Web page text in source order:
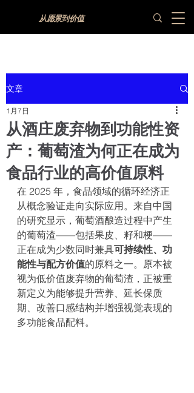
从愿景到价值
文章
从酒庄废弃物到功能性资
产：葡萄渣为何正在成为
食品行业的高价值原料
1月7日
在 2025 年，食品领域的循环经济正
从概念验证走向实际应用。来自中国
的研究显示，葡萄酒酿造过程中产生
的葡萄渣——包括果皮、籽和梗——
正在成为少数同时兼具可持续性、功
能性与配方价值的原料之一。原本被
视为低价值废弃物的葡萄渣，正被重
新定义为能够提升营养、延长保质
期、改善口感结构并增强视觉表现的
多功能食品配料。